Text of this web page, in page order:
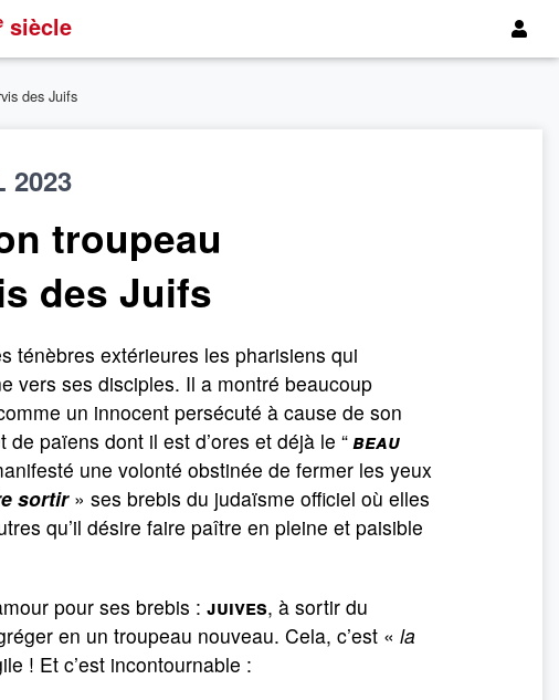
siècle
des Juifs
2023
troupeau
des Juifs
ténèbres extérieures les pharisiens qui
vers ses disciples. Il a montré beaucoup
un innocent persécuté à cause de son
païens dont il est d’ores et déjà le “beau
une volonté obstinée de fermer les yeux
sortir» ses brebis du judaïsme officiel où elles
qu’il désire faire paître en pleine et paisible
pour ses brebis : juives, à sortir du
en un troupeau nouveau. Cela, c’est « la
! Et c’est incontournable :